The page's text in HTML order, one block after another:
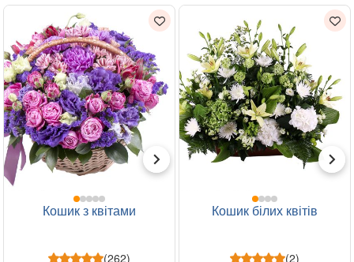
Кошик з квітами
(262)
Кошик білих квітів
(2)